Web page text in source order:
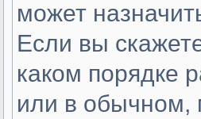
может
Если вы
каком порядке
или в обычном,